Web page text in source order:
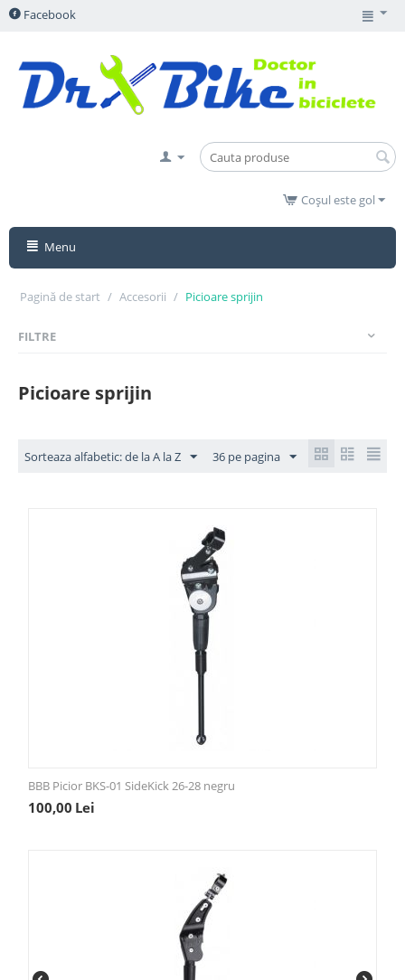
Facebook
Coșul este gol
Menu
Pagină de start / Accesorii / Picioare sprijin
FILTRE
Picioare sprijin
Sorteaza alfabetic: de la A la Z 36 pe pagina
BBB Picior BKS-01 SideKick 26-28 negru
100,00 Lei